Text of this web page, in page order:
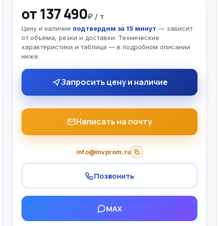
от 137 490₽ / т
Цену и наличие подтвердим за 15 минут — зависит
от объёма, резки и доставки. Технические
характеристики и таблица — в подробном описании
ниже.
Запросить цену и наличие
Написать на почту
info@invprom.ru
Позвонить
MAX